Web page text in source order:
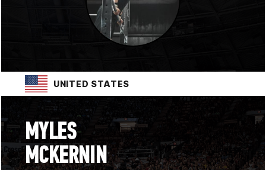
UNITED STATES
MYLES
MCKERNIN